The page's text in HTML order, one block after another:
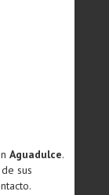
Aguadulce.
sus